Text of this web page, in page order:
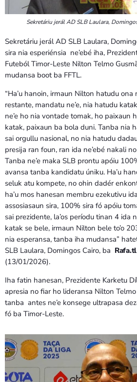
Sekretáriu jerál AD SLB Laulara,
Sekretáriu jerál AD SLB Laulara,
sira nia esperiénsia ne’ebé iha,
Futeból Timor-Leste Nilton Telmo
mudansa boot ba FFTL.
“Ha’u hanoin, irmaun Nilton hatudu
restante, mandatu ne’e, nia hatudu
ne’e ho nia vontade tomak, ho paixaun
katak, paixaun ba bola duni. Tanba nia
sai orgullu nasional, no nia hatudu
presija ran foun, ran ida ne’ebé nakali
Tanba ne’e maka SLB prontu apóiu
avansa tanba kandidatu úniku. Ha’u
seluk atu kompete, no ohin dadér
ha’u mos hanesan membru ezekutivu
assosiasaun sira, 100% sira fó apóiu
sai prezidente, la’os períodu tinan 4 ida
katak se bele, irmaun Nilton bele to’o
nia esperansa, tanba iha mudansa”
SLB Laulara, Domingos Cairo, ba Rafa.tl
(13/01/2026).
Iha fatin hanesan, Prezidente Karketu
apresia no fiar ho lideransa Nilton
tanba antes ne’e konsege ultrapasa
fó ba Timor-Leste.